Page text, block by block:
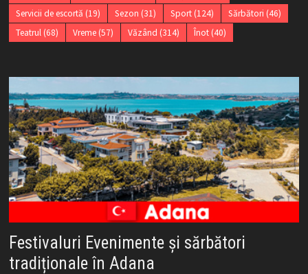
Servicii de escortă (19) Sezon (31) Sport(124) Sărbători (46)
Teatrul(68) Vreme(57) Văzând (314) Înot(40)
Festivaluri Evenimente și sărbători
tradiționale în Adana